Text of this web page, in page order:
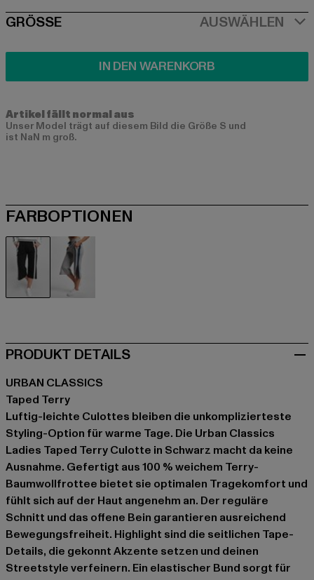
SIZE
GRÖSSE AUSWÄHLEN
IN DEN WARENKORB
Artikel fällt normal aus
Unser Model trägt auf diesem Bild die Größe S und
ist NaN m groß.
FARBOPTIONEN
PRODUKT DETAILS
URBAN CLASSICS
Taped Terry
Luftig-leichte Culottes bleiben die unkomplizierteste
Styling-Option für warme Tage. Die Urban Classics
Ladies Taped Terry Culotte in Schwarz macht da keine
Ausnahme. Gefertigt aus 100 % weichem Terry-
Baumwollfrottee bietet sie optimalen Tragekomfort und
fühlt sich auf der Haut angenehm an. Der reguläre
Schnitt und das offene Bein garantieren ausreichend
Bewegungsfreiheit. Highlight sind die seitlichen Tape-
Details, die gekonnt Akzente setzen und deinen
Streetstyle verfeinern. Ein elastischer Bund sorgt für